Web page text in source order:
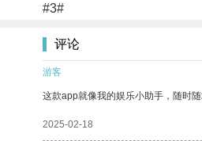
#3#
评论
游客
这款app就像我的娱乐小助手，随时随
2025-02-18